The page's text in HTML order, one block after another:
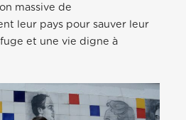
massive de
leur pays pour sauver leur
et une vie digne à